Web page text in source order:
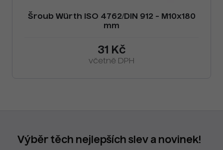
Šroub Würth ISO 4762/DIN 912 - M10x180
mm
31 Kč
včetně DPH
Výběr těch nejlepších slev a novinek!